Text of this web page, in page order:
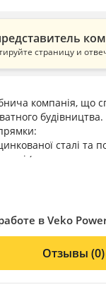
страницу и
компанія, що
будівництва.
сталі та
на ринках Болгарії
мережу.
орієнтована як
в Veko
Отзывы(0)